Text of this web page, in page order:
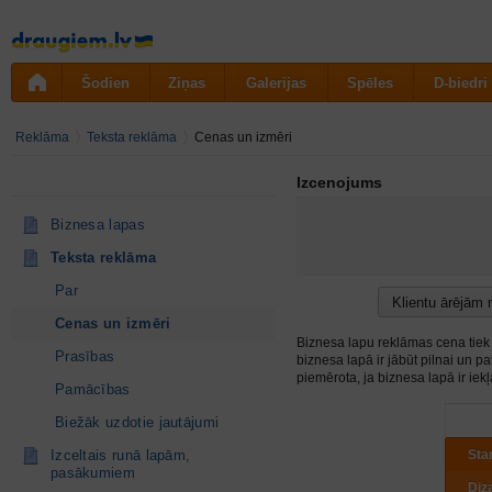
Pāriet
saturu
Šodien Ziņas Galerijas Spēles D-biedri
Reklāma Teksta reklāma Cenas un izmēri
Biznesa lapas
Teksta reklāma
Par
Cenas un izmēri
Prasības
Pamācības
Biežāk uzdotie jautājumi
Izceltais runā lapām,
pasākumiem
Izcenojums
Klientu ārējām
Biznesa lapu reklāmas cena
biznesa lapā ir jābūt pilnai un
piemērota, ja biznesa lapā ir